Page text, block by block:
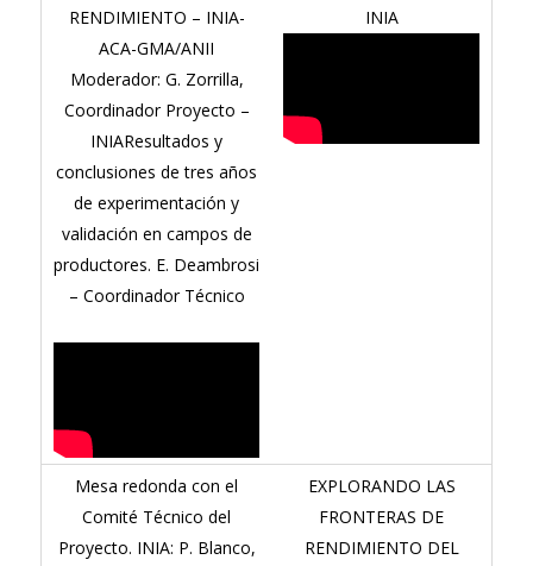
RENDIMIENTO – INIA-
ACA-GMA/ANII
Moderador: G. Zorrilla,
Coordinador Proyecto –
INIAResultados y
conclusiones de tres años
de experimentación y
validación en campos de
productores. E. Deambrosi
– Coordinador Técnico
INIA
Mesa redonda con el
Comité Técnico del
Proyecto. INIA: P. Blanco,
EXPLORANDO LAS
FRONTERAS DE
RENDIMIENTO DEL